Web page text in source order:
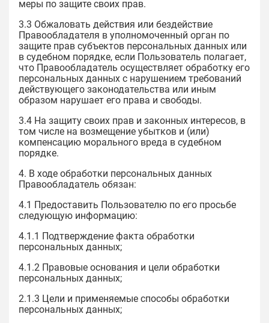
меры по защите своих прав.
3.3 Обжаловать действия или бездействие
Правообладателя в уполномоченный орган по
защите прав субъектов персональных данных или
в судебном порядке, если Пользователь полагает,
что Правообладатель осуществляет обработку его
персональных данных с нарушением требований
действующего законодательства или иным
образом нарушает его права и свободы.
3.4 На защиту своих прав и законных интересов, в
том числе на возмещение убытков и (или)
компенсацию морального вреда в судебном
порядке.
4. В ходе обработки персональных данных
Правообладатель обязан:
4.1 Предоставить Пользователю по его просьбе
следующую информацию:
4.1.1 Подтверждение факта обработки
персональных данных;
4.1.2 Правовые основания и цели обработки
персональных данных;
2.1.3 Цели и применяемые способы обработки
персональных данных;